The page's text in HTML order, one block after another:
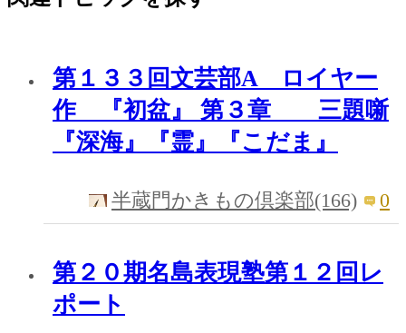
第１３３回文芸部A ロイヤー
作 『初盆』 第３章 三題噺
『深海』『霊』『こだま』
半蔵門かきもの倶楽部(166) 0
第２０期名島表現塾第１２回レ
ポート